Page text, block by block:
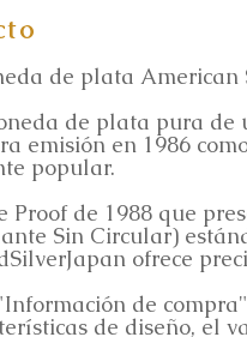
de plata American
de plata pura de
emisión en 1986
popular.
de 1988 que
Sin Circular)
ofrece
de
de diseño, el